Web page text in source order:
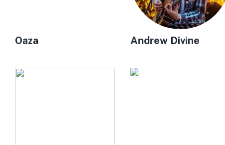
Oaza Andrew Divine